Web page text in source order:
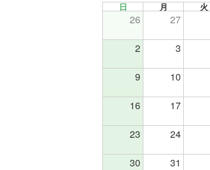
日 月 火
26 27
2 3
9 10
16 17
23 24
30 31